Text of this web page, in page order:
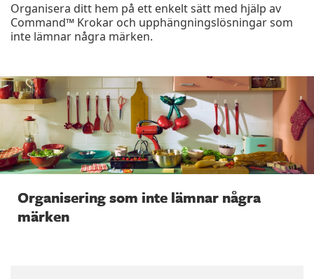
Organisera ditt hem på ett enkelt sätt med hjälp av
Command™ Krokar och upphängningslösningar som
inte lämnar några märken.
Organisering som inte lämnar några
märken